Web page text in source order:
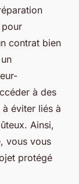
pour
contrat bien
à des
éviter liés à
Ainsi,
vous vous
protégé